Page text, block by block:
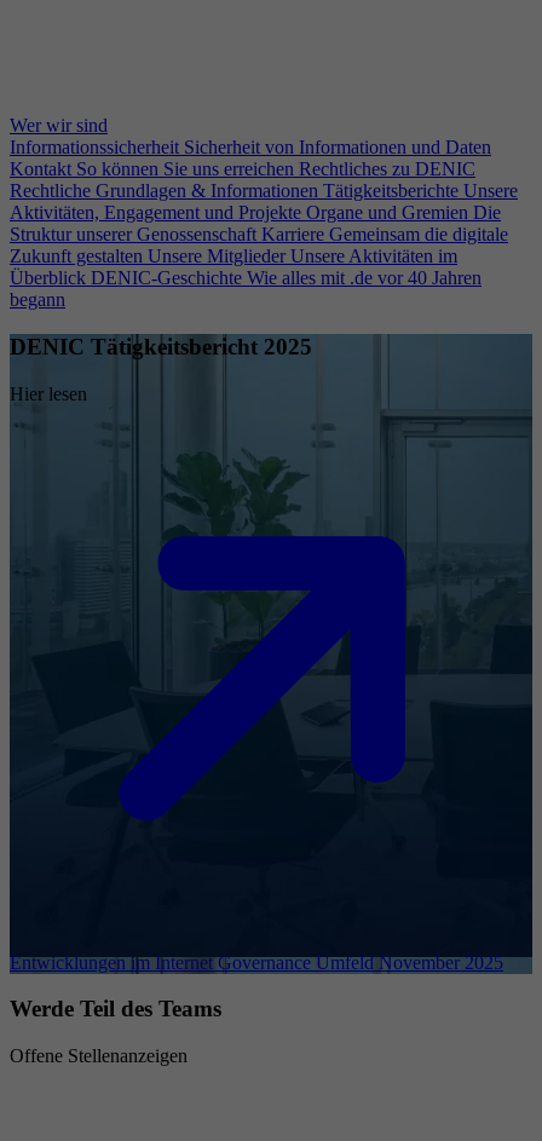
Wer wir sind
Informationssicherheit Sicherheit von Informationen und Daten
Kontakt So können Sie uns erreichen Rechtliches zu DENIC
Rechtliche Grundlagen & Informationen Tätigkeitsberichte Unsere
Aktivitäten, Engagement und Projekte Organe und Gremien Die
Struktur unserer Genossenschaft Karriere Gemeinsam die digitale
Zukunft gestalten Unsere Mitglieder Unsere Aktivitäten im
Überblick DENIC-Geschichte Wie alles mit .de vor 40 Jahren
begann
DENIC Tätigkeitsbericht 2025
Hier lesen
Entwicklungen im Internet Governance Umfeld November 2025
Werde Teil des Teams
Offene Stellenanzeigen